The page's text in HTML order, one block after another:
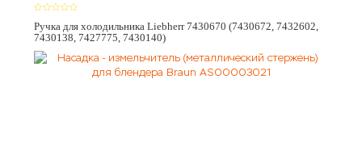
Ручка для холодильника Liebherr 7430670 (7430672, 7432602,
7430138, 7427775, 7430140)